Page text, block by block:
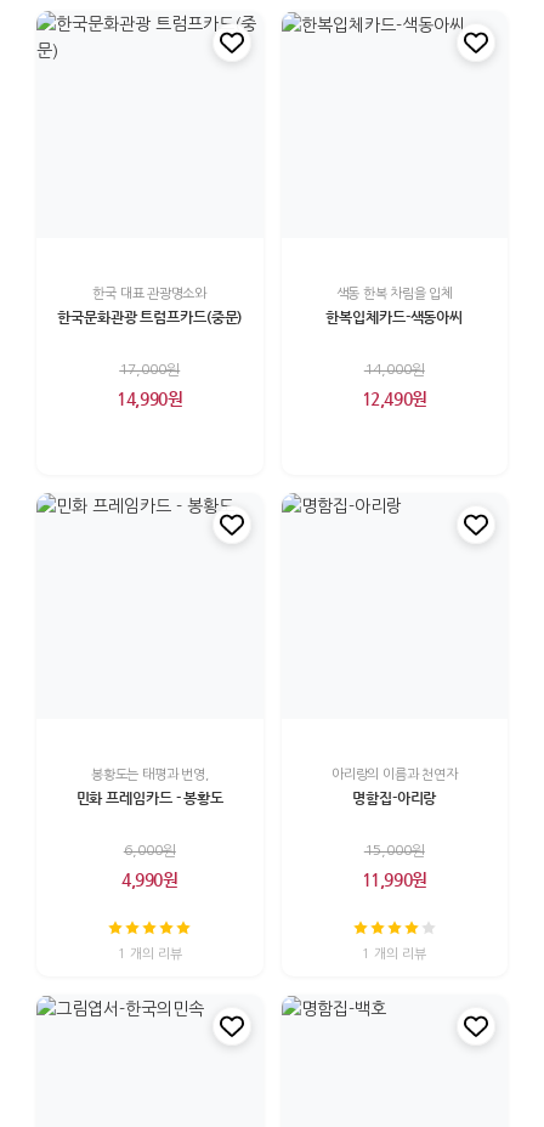
한국 대표 관광명소와
한국문화관광 트럼프카드(중문)
17,000원
14,990원
색동 한복 차림을 입체
한복입체카드-색동아씨
14,000원
12,490원
봉황도는 태평과 번영,
민화 프레임카드 - 봉황도
6,000원
4,990원
1 개의 리뷰
아리랑의 이름과 천연자
명함집-아리랑
15,000원
11,990원
1 개의 리뷰